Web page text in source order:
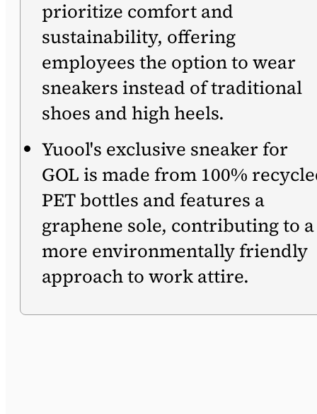
prioritize comfort and
sustainability, offering
employees the option to wear
sneakers instead of traditional
shoes and high heels.
Yuool's exclusive sneaker for
GOL is made from 100%
PET bottles and features a
graphene sole, contributing to a
more environmentally friendly
approach to work attire.